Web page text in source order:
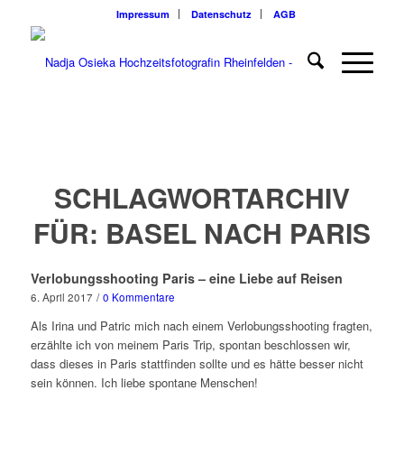
Impressum Datenschutz AGB
SCHLAGWORTARCHIV
FÜR: BASEL NACH PARIS
Verlobungsshooting Paris – eine Liebe auf Reisen
6. April 2017 / 0 Kommentare
Als Irina und Patric mich nach einem Verlobungsshooting fragten,
erzählte ich von meinem Paris Trip, spontan beschlossen wir,
dass dieses in Paris stattfinden sollte und es hätte besser nicht
sein können. Ich liebe spontane Menschen!